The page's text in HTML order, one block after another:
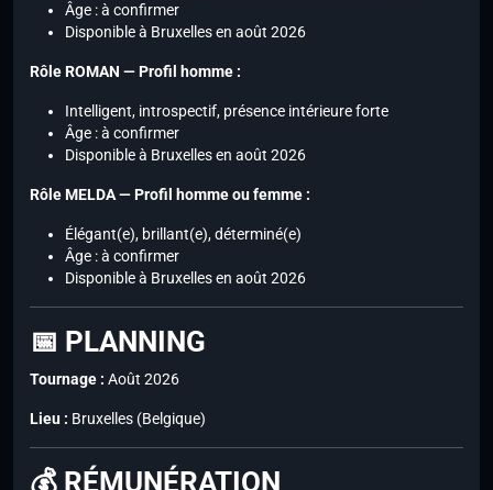
Âge : à confirmer
Disponible à Bruxelles en août 2026
Rôle ROMAN — Profil homme :
Intelligent, introspectif, présence intérieure forte
Âge : à confirmer
Disponible à Bruxelles en août 2026
Rôle MELDA — Profil homme ou femme :
Élégant(e), brillant(e), déterminé(e)
Âge : à confirmer
Disponible à Bruxelles en août 2026
📅 PLANNING
Tournage : Août 2026
Lieu : Bruxelles (Belgique)
💰 RÉMUNÉRATION